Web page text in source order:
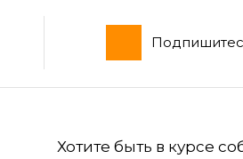
Хотите быть в курсе